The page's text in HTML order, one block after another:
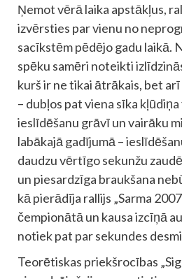
Ņemot vērā laika apstākļus,
izvērsties par vienu no
sacīkstēm pēdējo gadu laikā.
spēku samēri noteikti
kurš ir ne tikai ātrākais, bet
– dubļos pat viena sīka
ieslīdēšanu grāvī un vairāku
labākajā gadījumā –
daudzu vērtīgo sekunžu
un piesardzīga braukšana
kā pierādīja rallijs „Sarma
čempionātā un kausa izcīņā
notiek pat par sekundes
Teorētiskas priekšrocības